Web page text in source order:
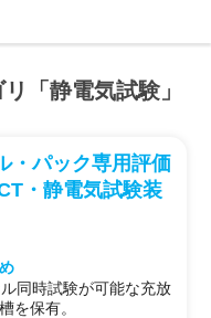
「静電気試験」
・パック専用評価
・静電気試験装
ル同時試験が可能な充放
を保有。